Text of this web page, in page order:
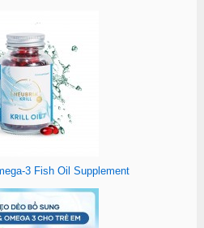
3 Fish Oil Supplement